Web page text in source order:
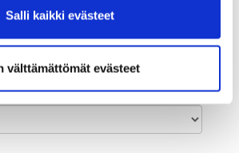
Salli kaikki evästeet
välttämättömät evästeet
(*)